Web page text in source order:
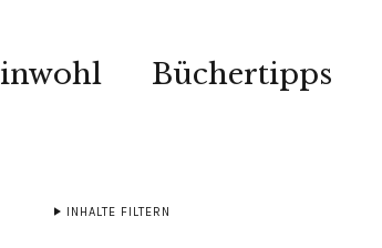
Büchertipps
INHALTE FILTERN